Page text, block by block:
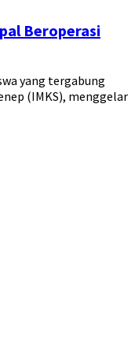
Beroperasi
yang tergabung
(IMKS), menggelar